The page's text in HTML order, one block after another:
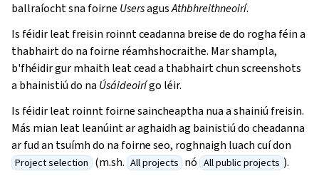
ballraíocht sna foirne UsersagusAthbhreithneoirí.
Is féidir leat freisin roinnt ceadanna breise de do rogha féin a
thabhairt do na foirne réamhshocraithe. Mar shampla,
b'fhéidir gur mhaith leat cead a thabhairt chun screenshots
a bhainistiú do na Úsáideoirígo léir.
Is féidir leat roinnt foirne saincheaptha nua a shainiú freisin.
Más mian leat leanúint ar aghaidh ag bainistiú do cheadanna
ar fud an tsuímh do na foirne seo, roghnaigh luach cuí don
Project selection (m.sh. All projects nó All public projects ).